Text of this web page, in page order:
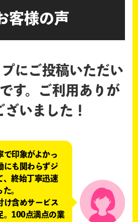
客様の声
にご投稿いただい
す。
ご利用ありが
ざいました！
で印象がよかっ
にも関わらずジ
、終始丁寧迅速
。
け含めサービス
。100点満点の業